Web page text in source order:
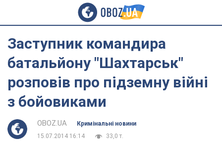
Заступник командира
батальйону "Шахтарськ"
розповів про підземну війні
з бойовиками
OBOZ.UA
Кримінальні новини
15.07.2014 16:14
33,0 т.